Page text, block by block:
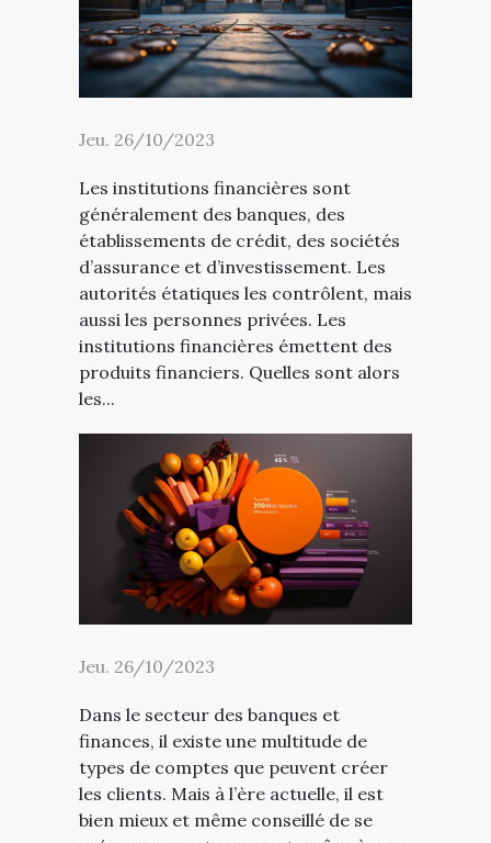
Jeu. 26/10/2023
Les institutions financières sont
généralement des banques, des
établissements de crédit, des sociétés
d’assurance et d’investissement. Les
autorités étatiques les contrôlent, mais
aussi les personnes privées. Les
institutions financières émettent des
produits financiers. Quelles sont alors
les...
Jeu. 26/10/2023
Dans le secteur des banques et
finances, il existe une multitude de
types de comptes que peuvent créer
les clients. Mais à l’ère actuelle, il est
bien mieux et même conseillé de se